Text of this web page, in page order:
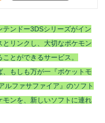
テンドー3DSシリーズがイン
リンクし、大切なポケモン
とができるサービス。
、もしも万が一『ポケットモ
ルファサファイア』のソフト
ンを、新しいソフトに連れ